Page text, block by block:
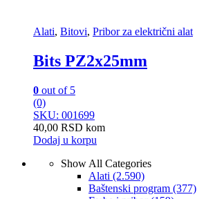
Alati, Bitovi, Pribor za električni alat
Bits PZ2x25mm
0 out of 5
(0)
SKU: 001699
40,00 RSD kom
Dodaj u korpu
Show All Categories
Alati (2.590)
Baštenski program (377)